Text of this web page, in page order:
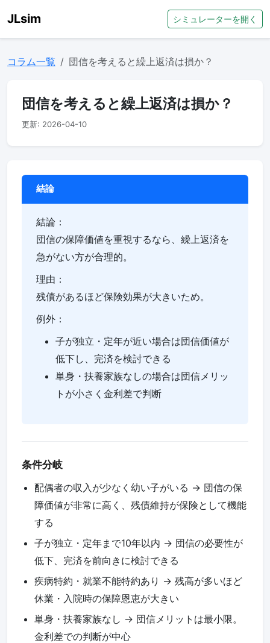
JLsim シミュレーターを開く
コラム一覧 団信を考えると繰上返済は損か？
団信を考えると繰上返済は損か？
更新: 2026-04-10
結論
結論：
団信の保障価値を重視するなら、繰上返済を
急がない方が合理的。
理由：
残債があるほど保険効果が大きいため。
例外：
子が独立・定年が近い場合は団信価値が
低下し、完済を検討できる
単身・扶養家族なしの場合は団信メリッ
トが小さく金利差で判断
条件分岐
配偶者の収入が少なく幼い子がいる -> 団信の保
障価値が非常に高く、残債維持が保険として機能
する
子が独立・定年まで10年以内 -> 団信の必要性が
低下、完済を前向きに検討できる
疾病特約・就業不能特約あり -> 残高が多いほど
休業・入院時の保障恩恵が大きい
単身・扶養家族なし -> 団信メリットは最小限。
金利差での判断が中心